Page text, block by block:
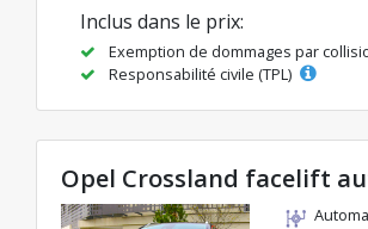
Inclus dans le prix:
Exemption de dommages par
Responsabilité civile (TPL)
Opel Crossland facelift